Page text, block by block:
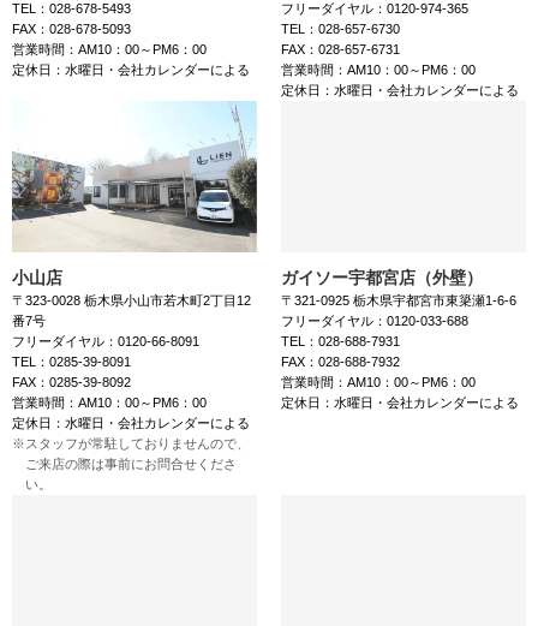
TEL：028-678-5493
FAX：028-678-5093
営業時間：AM10：00～PM6：00
定休日：水曜日・会社カレンダーによる
フリーダイヤル：0120-974-365
TEL：028-657-6730
FAX：028-657-6731
営業時間：AM10：00～PM6：00
定休日：水曜日・会社カレンダーによる
小山店
〒323-0028 栃木県小山市若木町2丁目12
番7号
フリーダイヤル：0120-66-8091
TEL：0285-39-8091
FAX：0285-39-8092
営業時間：AM10：00～PM6：00
定休日：水曜日・会社カレンダーによる
スタッフが常駐しておりませんので、
ご来店の際は事前にお問合せくださ
い。
ガイソー宇都宮店（外壁）
〒321-0925 栃木県宇都宮市東簗瀬1-6-6
フリーダイヤル：0120-033-688
TEL：028-688-7931
FAX：028-688-7932
営業時間：AM10：00～PM6：00
定休日：水曜日・会社カレンダーによる